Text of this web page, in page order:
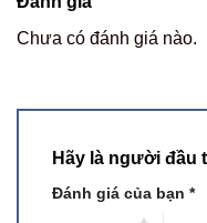
Chưa có đánh giá nào.
Hãy là người đầu
Đánh giá của bạn *